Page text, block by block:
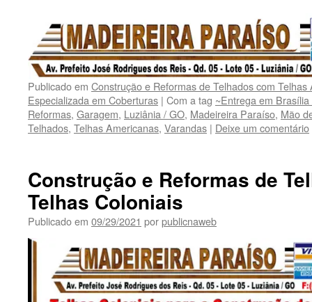
Publicado em Construção e Reformas de Telhados com
Especializada em Coberturas | Com a tag ~Entrega em Brasília
Reformas, Garagem, Luziânia / GO, Madeireira Paraíso, Mão
Telhados, Telhas Americanas, Varandas | Deixe um comentário
Construção e Reformas de
Telhas Coloniais
Publicado em 09/29/2021 porpublicnaweb